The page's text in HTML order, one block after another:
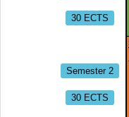
30 ECTS
Semester 2
30 ECTS